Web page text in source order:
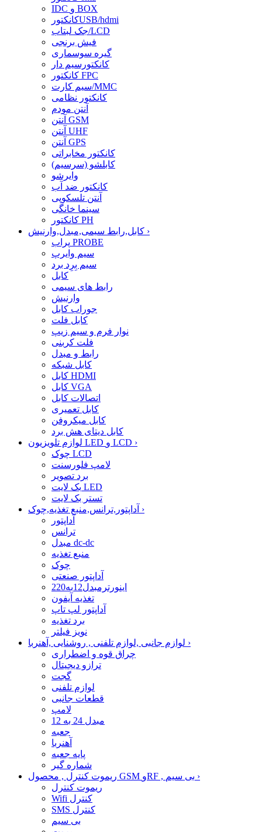
IDC و BOX
کانکتورUSB/hdmi
جک لبتاب/LCD
فیش برنجی
گیره سوسماری
کانکتورسیم دار
کانکتور FPC
سیم کارت/MMC
کانکتور نظامی
آنتن مودم
آنتن GSM
آنتن UHF
آنتن GPS
کانکتور مخابراتی
کابلشو (سرسیم)
وایرشو
کانکتور ضد آب
آنتن تلسکوپی
سینما خانگی
کانکتور PH
›
پراب PROBE
سیم وایرپ
سیم بِرِد برد
کابل
رابط های سیمی
وارنیش
جوراب کابل
کابل فلت
نوار فرم و سیم زیپ
فلت کربنی
رابط و مبدل
کابل شبکه
کابل HDMI
کابل VGA
اتصالات کابل
کابل تعمیری
کابل میکروفن
کابل دیتای هش برد
لوازم تلویزیون LED و LCD ›
چوک LCD
لامپ فلورسنت
برد تصویر
بک لایت LED
تستر بک لایت
›
آداپتور
ترانس
مبدل dc-dc
منبع تغذیه
چوک
آداپتور صنعتی
اینورترمبدل12به220
تغذیه آیفون
آداپتور لپ تاپ
برد تغذیه
نویز فیلتر
›
چراق قوه و اضطراری
ترازو دیجیتال
گجت
لوازم تلفنی
قطعات جانبی
لامپ
مبدل 24 به 12
جعبه
آهنربا
پایه جعبه
شماره گیر
›
ریموت کنترل
Wifi کنترل
SMS کنترل
بی سیم